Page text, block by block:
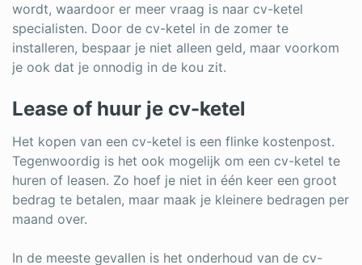
wordt, waardoor er meer vraag is naar cv-ketel
specialisten. Door de cv-ketel in de zomer te
installeren, bespaar je niet alleen geld, maar voorkom
je ook dat je onnodig in de kou zit.
Lease of huur je cv-ketel
Het kopen van een cv-ketel is een flinke kostenpost.
Tegenwoordig is het ook mogelijk om een cv-ketel te
huren of leasen. Zo hoef je niet in één keer een groot
bedrag te betalen, maar maak je kleinere bedragen per
maand over.
In de meeste gevallen is het onderhoud van de cv-